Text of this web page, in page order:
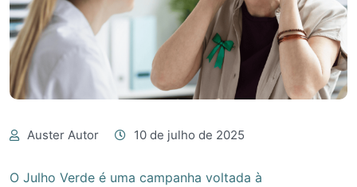
Auster Autor 10 de julho de 2025
O Julho Verde é uma campanha voltada à